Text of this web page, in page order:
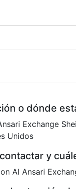
o dónde
Exchange
Unidos
y
Al Ansari